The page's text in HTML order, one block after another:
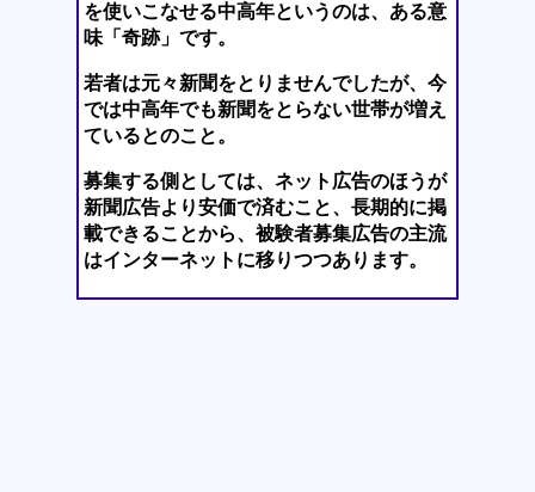
を使いこなせる中高年というのは、ある意
味「奇跡」です。
若者は元々新聞をとりませんでしたが、今
では中高年でも新聞をとらない世帯が増え
ているとのこと。
募集する側としては、ネット広告のほうが
新聞広告より安価で済むこと、長期的に掲
載できることから、被験者募集広告の主流
はインターネットに移りつつあります。